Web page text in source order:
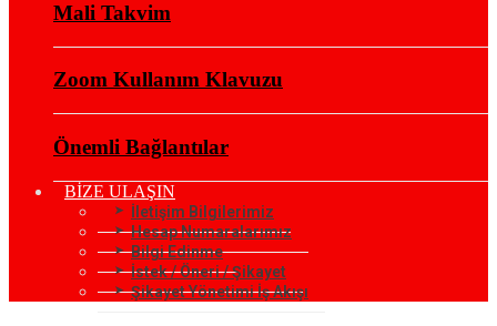
Mali Takvim
Zoom Kullanım Klavuzu
Önemli Bağlantılar
BİZE ULAŞIN
İletişim Bilgilerimiz
Hesap Numaralarımız
Bilgi Edinme
İstek / Öneri / Şikayet
Şikayet Yönetimi İş Akışı